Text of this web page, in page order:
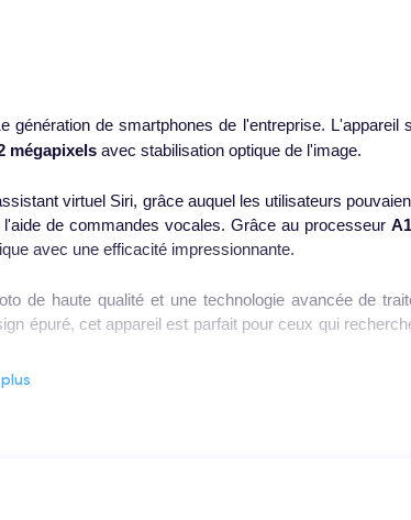
génération de smartphones de l'entreprise. L'appareil
mégapixels avec stabilisation optique de l'image.
virtuel Siri, grâce auquel les utilisateurs
de commandes vocales. Grâce au processeur
avec une efficacité impressionnante.
de haute qualité et une technologie avancée de
épuré, cet appareil est parfait pour ceux qui